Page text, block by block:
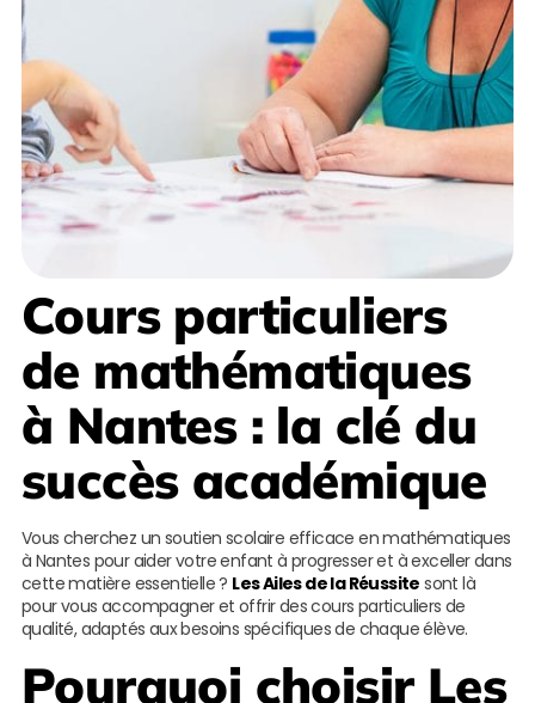
Cours particuliers
de mathématiques
à Nantes: la clé du
succès académique
Vous cherchez un soutien scolaire efficace en mathématiques
à Nantes pour aider votre enfant à progresser et à exceller dans
cette matière essentielle ? Les Ailes de la Réussite sont là
pour vous accompagner et offrir des cours particuliers de
qualité, adaptés aux besoins spécifiques de chaque élève.
Pourquoi choisir Les